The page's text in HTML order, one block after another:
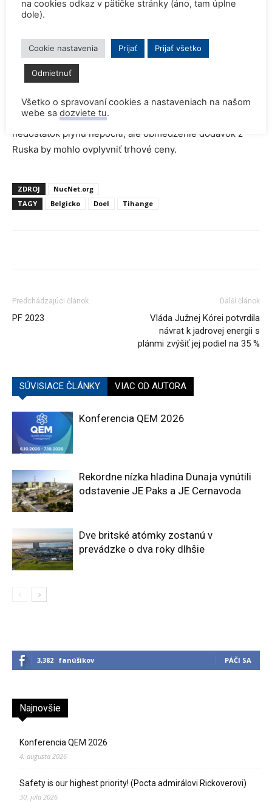
2022 . Pred jeho odstavením vyrábali jadrové reaktory
50% elektriny v Belgicku, čo je šiesty najvyšší podiel na
svete.
Belgicko všetok zemný plyn dováža, pričom približne
43% v roku 2021 pochádzalo od jeho hlavného
dodávateľa Nórska. Z Ruska doviezli približne 6,5% plynu.
FPS Economy vlani hlásila, že Belgicko zrejme
nedostatok plynu nepocíti, ale obmedzenie dodávok z
Ruska by mohlo ovplyvniť trhové ceny.
ZDROJ
NucNet.org
TAGY
Belgicko Doel Tihange
Predchádzajúci článok
PF 2023
Ďalší článok
Vláda Južnej Kórei potvrdila
návrat k jadrovej energii s
plánmi zvýšiť jej podiel na 35 %
SÚVISIACE ČLÁNKY VIAC OD AUTORA
Konferencia QEM 2026
Rekordne nízka hladina Dunaja vynútili
odstavenie JE Paks a JE Cernavoda
Dve britské atómky zostanú v
prevádzke o dva roky dlhšie
3,382 fanúšikov PÁČI SA
Najnovšie
Konferencia QEM 2026
4. augusta 2026
Safety is our highest priority! (Pocta admirálovi Rickoverovi)
30. júla 2026
na cookies odkaz v pätičke stránky (áno, tam úplne
dole).
Cookie nastavenia Prijať Prijať všetko
Odmietnuť
Všetko o spravovaní cookies a nastaveniach na našom
webe sa dozviete tu.